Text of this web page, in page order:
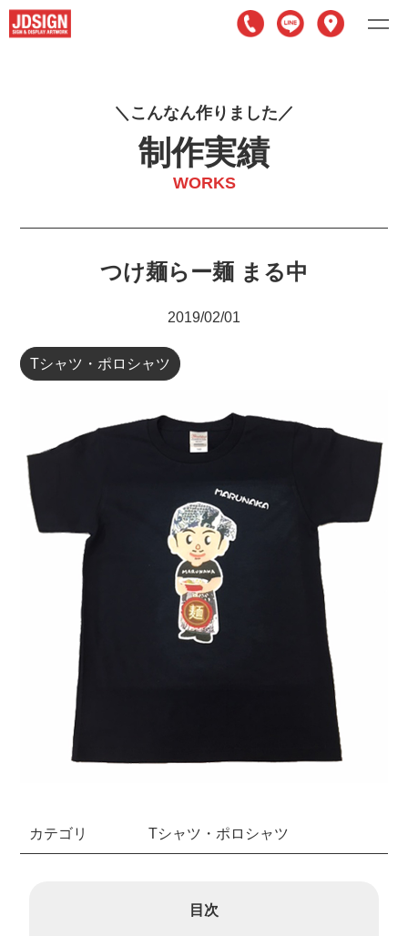
こんなん作り ま した
制作実績
WORKS
つけ麺らー麺 まる中
2019/02/01
Tシャツ・ポロシャツ
カテゴリ Tシャツ・ポロシャツ
目次